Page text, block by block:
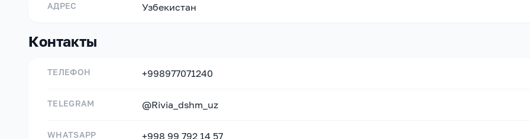
АДРЕС Узбекистан
Контакты
ТЕЛЕФОН +998977071240
TELEGRAM @Rivia_dshm_uz
WHATSAPP +998 99 792 14 57